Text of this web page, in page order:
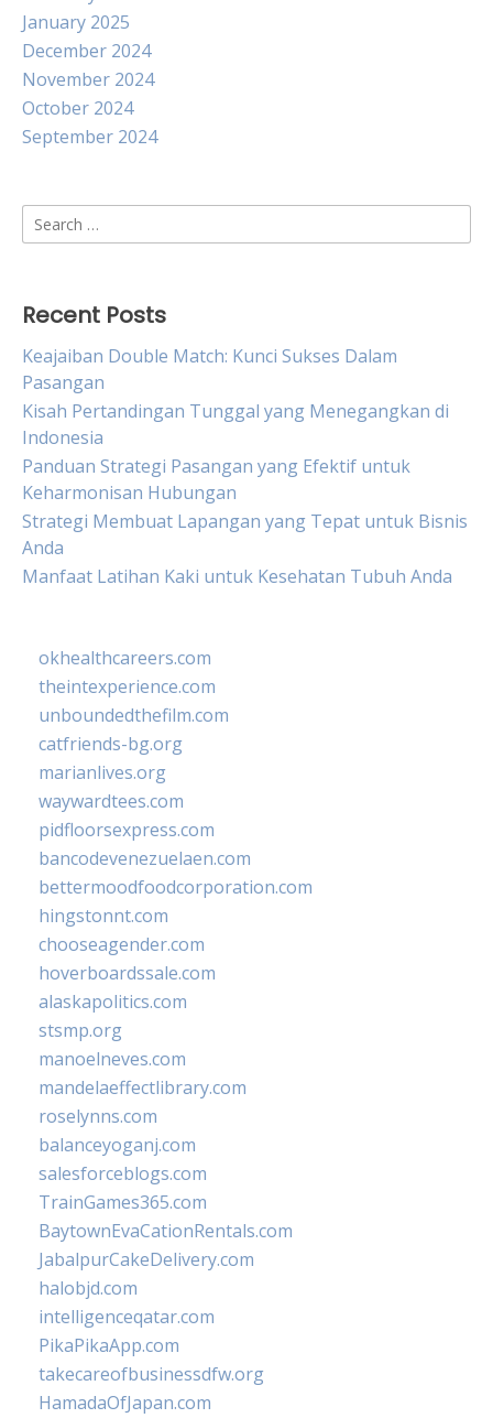
January 2025
December 2024
November 2024
October 2024
September 2024
Search
for:
Recent Posts
Keajaiban Double Match: Kunci Sukses Dalam
Pasangan
Kisah Pertandingan Tunggal yang Menegangkan di
Indonesia
Panduan Strategi Pasangan yang Efektif untuk
Keharmonisan Hubungan
Strategi Membuat Lapangan yang Tepat untuk Bisnis
Anda
Manfaat Latihan Kaki untuk Kesehatan Tubuh Anda
okhealthcareers.com
theintexperience.com
unboundedthefilm.com
catfriends-bg.org
marianlives.org
waywardtees.com
pidfloorsexpress.com
bancodevenezuelaen.com
bettermoodfoodcorporation.com
hingstonnt.com
chooseagender.com
hoverboardssale.com
alaskapolitics.com
stsmp.org
manoelneves.com
mandelaeffectlibrary.com
roselynns.com
balanceyoganj.com
salesforceblogs.com
TrainGames365.com
BaytownEvaCationRentals.com
JabalpurCakeDelivery.com
halobjd.com
intelligenceqatar.com
PikaPikaApp.com
takecareofbusinessdfw.org
HamadaOfJapan.com